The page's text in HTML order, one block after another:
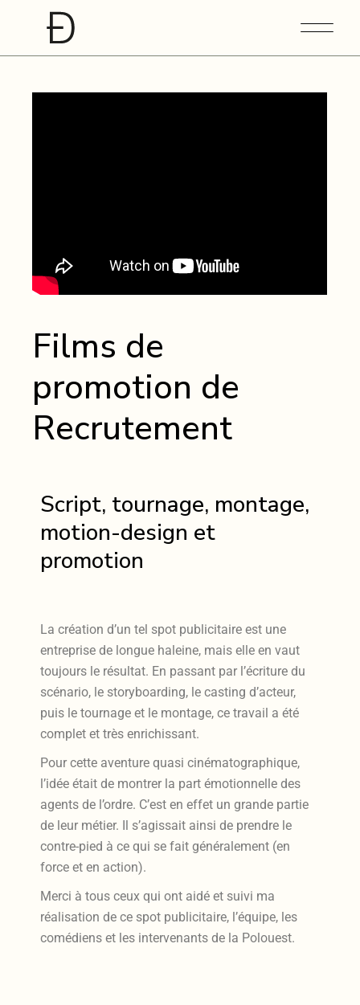
Films de
promotion de
Recrutement
Script, tournage, montage,
motion-design et
promotion
La création d’un tel spot publicitaire est une
entreprise de longue haleine, mais elle en vaut
toujours le résultat. En passant par l’écriture du
scénario, le storyboarding, le casting d’acteur,
puis le tournage et le montage, ce travail a été
complet et très enrichissant.
Pour cette aventure quasi cinématographique,
l’idée était de montrer la part émotionnelle des
agents de l’ordre. C’est en effet un grande partie
de leur métier. Il s’agissait ainsi de prendre le
contre-pied à ce qui se fait généralement (en
force et en action).
Merci à tous ceux qui ont aidé et suivi ma
réalisation de ce spot publicitaire, l’équipe, les
comédiens et les intervenants de la Polouest.